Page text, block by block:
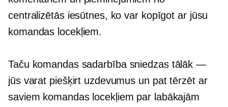
centralizētās iesūtnes, ko var kopīgot ar jūsu
komandas locekļiem.
Taču komandas sadarbība sniedzas tālāk —
jūs varat piešķirt uzdevumus un pat tērzēt ar
saviem komandas locekļiem par labākajām